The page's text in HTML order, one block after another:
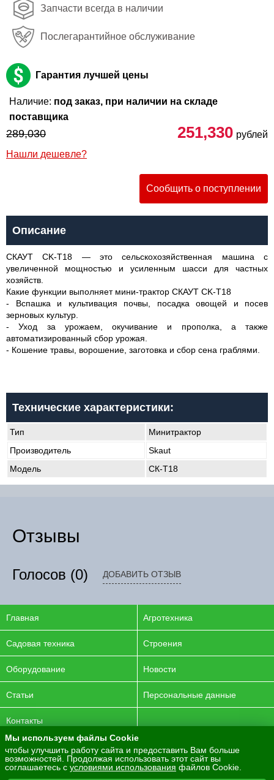
Запчасти всегда в наличии
Послегарантийное обслуживание
Гарантия лучшей цены
Наличие: под заказ, при наличии на складе
поставщика
289,030 251,330 рублей
Нашли дешевле?
Сообщить о поступлении
Описание
СКАУТ CK-T18 — это сельскохозяйственная машина с
увеличенной мощностью и усиленным шасси для частных
хозяйств.
Какие функции выполняет мини-трактор СКАУТ CK-T18
- Вспашка и культивация почвы, посадка овощей и посев
зерновых культур.
- Уход за урожаем, окучивание и прополка, а также
автоматизированный сбор урожая.
- Кошение травы, ворошение, заготовка и сбор сена граблями.
Технические характеристики:
Тип
Минитрактор
Производитель
Skaut
Модель
СК-Т18
Отзывы
Голосов (0) ДОБАВИТЬ ОТЗЫВ
Главная Агротехника
Садовая техника Строения
Оборудование Новости
Статьи Персональные данные
Контакты
© 2016-2026 ENERGYAGRO Все права защищены.
Разработка сайта - PurpleLabs
Мы используем файлы Cookie
чтобы улучшить работу сайта и предоставить Вам больше
возможностей. Продолжая использовать этот сайт вы
соглашаетесь с условиями использования файлов Cookie.